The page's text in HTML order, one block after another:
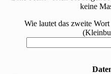
keine
Wie lautet das zweite